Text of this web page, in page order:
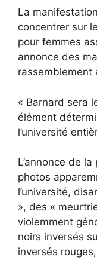
La
concentrer sur
pour femmes
annonce des
rassemblement
« Barnard sera
élément
l’université
L’annonce de
photos
l’université,
», des «
violemment
noirs inversés
inversés